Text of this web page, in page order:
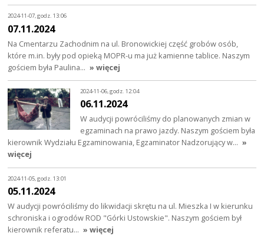
2024-11-07, godz. 13:06
07.11.2024
Na Cmentarzu Zachodnim na ul. Bronowickiej część grobów osób,
które m.in. były pod opieką MOPR-u ma już kamienne tablice. Naszym
gościem była Paulina… » więcej
2024-11-06, godz. 12:04
06.11.2024
W audycji powróciliśmy do planowanych zmian w
egzaminach na prawo jazdy. Naszym gościem była
kierownik Wydziału Egzaminowania, Egzaminator Nadzorujący w… »
więcej
2024-11-05, godz. 13:01
05.11.2024
W audycji powróciliśmy do likwidacji skrętu na ul. Mieszka I w kierunku
schroniska i ogrodów ROD "Górki Ustowskie". Naszym gościem był
kierownik referatu… » więcej